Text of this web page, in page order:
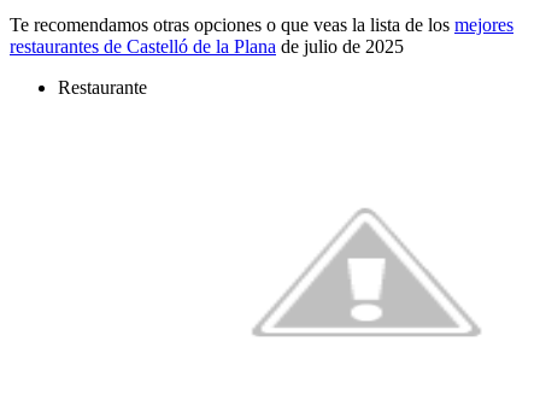
Te recomendamos otras opciones o que veas la lista de los mejores
restaurantes de Castelló de la Plana de julio de 2025
Restaurante